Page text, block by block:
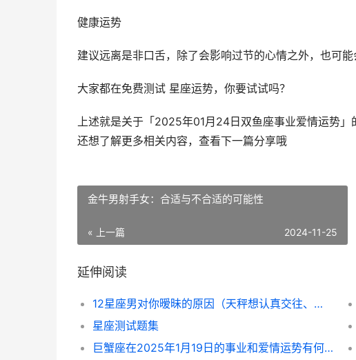
健康运势
建议远离是非口舌，除了会影响过节的心情之外，也可能
大家都在免费测试 星座运势，你要试试吗？
上述就是关于「2025年01月24日双鱼座事业爱情运势」
还想了解更多相关内容，查看下一篇分享哦
金牛男射手女：合适与不合适的可能性
« 上一篇 2024-11-25
延伸阅读
12星座男对你暧昧的原因（天秤想认真交往、狮子追求存在感）
星座测试题集
巨蟹座在2025年1月19日的事业和爱情运势有何变化